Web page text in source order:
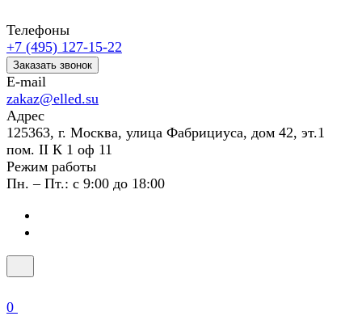
Телефоны
+7 (495) 127-15-22
Заказать звонок
E-mail
zakaz@elled.su
Адрес
125363, г. Москва, улица Фабрициуса, дом 42, эт.1
пом. II К 1 оф 11
Режим работы
Пн. – Пт.: с 9:00 до 18:00
0